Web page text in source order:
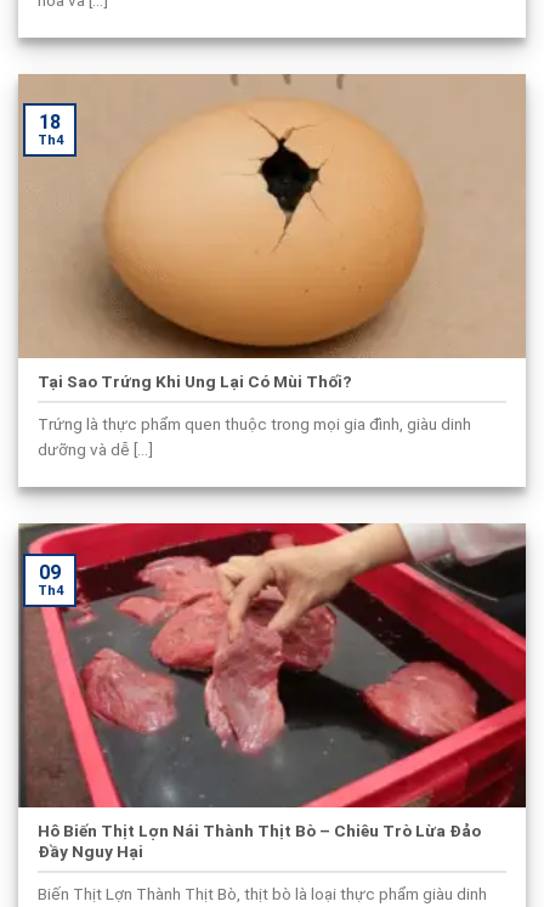
Tại Sao Trứng Khi Ung Lại Có Mùi Thối?
Trứng là thực phẩm quen thuộc trong mọi gia đình, giàu dinh
dưỡng và dễ [...]
18
Th4
Hô Biến Thịt Lợn Nái Thành Thịt Bò – Chiêu Trò Lừa Đảo
Đầy Nguy Hại
Biến Thịt Lợn Thành Thịt Bò, thịt bò là loại thực phẩm giàu dinh
09
Th4